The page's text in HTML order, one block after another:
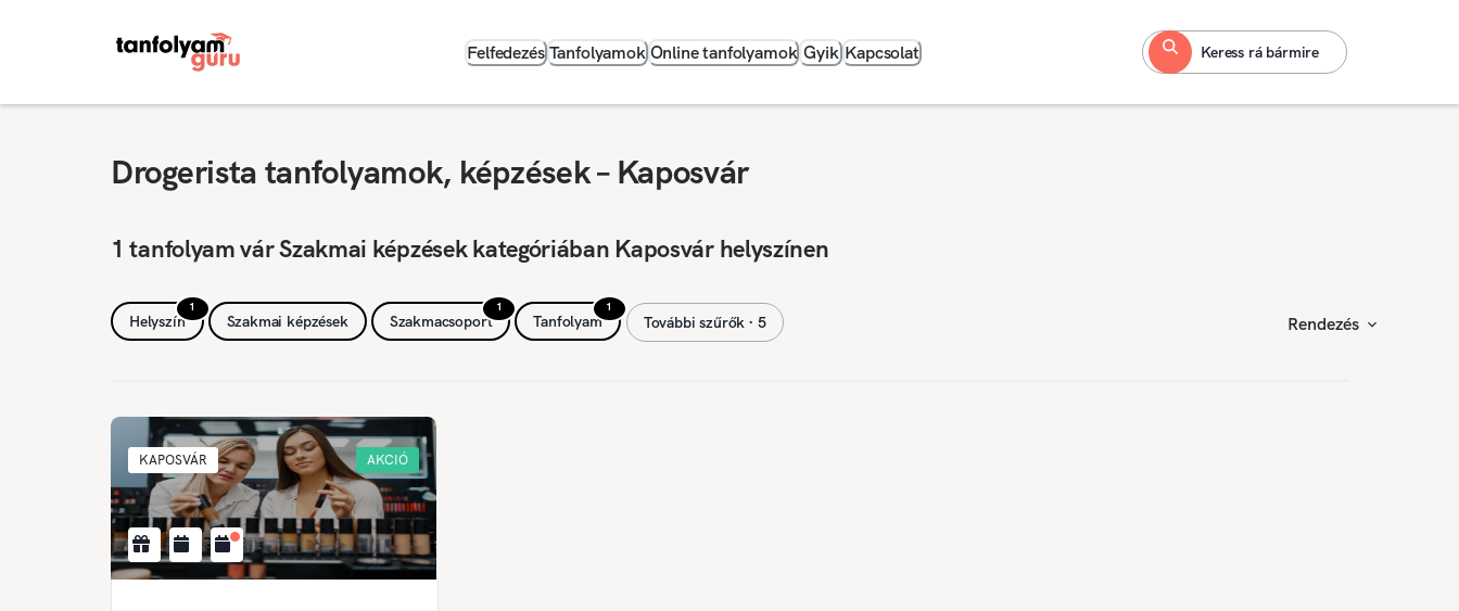
Felfedezés Tanfolyamok Online tanfolyamok Gyik Kapcsolat Keress rá bármire
Drogerista tanfolyamok, képzések – Kaposvár
1 tanfolyam vár Szakmai képzések kategóriában Kaposvár helyszínen
1
Helyszín Szakmai képzések
1
Szakmacsoport
1
Tanfolyam További szűrők ∙ 5 Rendezés
KAPOSVÁR AKCIÓ